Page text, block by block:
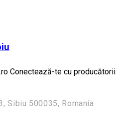
Conectează-te cu producătorii
Sibiu 500035, Romania